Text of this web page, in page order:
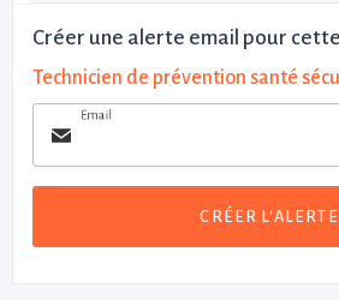
Créer une alerte email pour
Technicien de prévention santé
Email
CRÉER L'ALERTE